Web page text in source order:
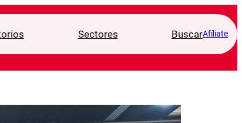
Sectores BuscarAfíliate